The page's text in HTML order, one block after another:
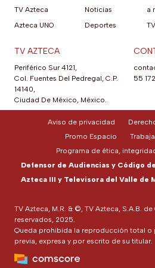
TV Azteca
Azteca UNO
Noticias
Deportes
a
TV AZTECA
Periférico Sur 4121,
Col. Fuentes Del Pedregal, C.P.
14140,
Ciudad De México, México.
55
TV Azteca, M.R. & ©, TV Azteca, S.A.B.
reservados, 2025.
Queda prohibida la reproducción total o
previa, expresa y por escrito de su titular.
Aviso de privacidad
Promo Espacio
Programa de ética,
Defensor de Audiencias y Código
Azteca III y Televisora del Valle de